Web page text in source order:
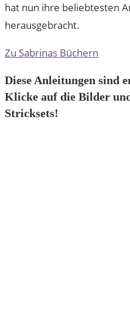
hat nun ihre beliebtesten
herausgebracht.
Zu Sabrinas Büchern
Diese Anleitungen sind
Klicke auf die Bilder
Stricksets!